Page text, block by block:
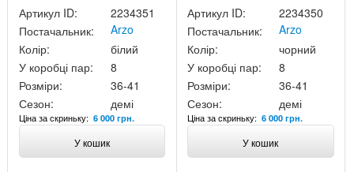
Артикул ID:
2234351
Постачальник:
Arzo
Колір:
білий
У коробці пар:
8
Розміри:
36-41
Сезон:
демі
Ціна за скриньку: 6 000 грн.
У кошик
Артикул ID:
2234350
Постачальник:
Arzo
Колір:
чорний
У коробці пар:
8
Розміри:
36-41
Сезон:
демі
Ціна за скриньку:6 000 грн.
У кошик